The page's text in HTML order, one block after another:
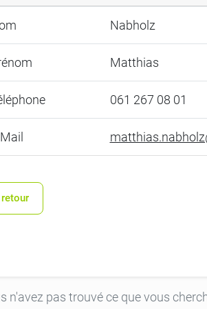
Nabholz
Matthias
061 267 08 01
retour